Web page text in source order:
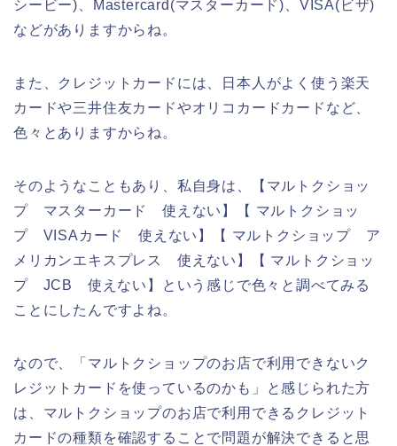
シービー)、Mastercard(マスターカード)、VISA(ビザ)
などがありますからね。
また、クレジットカードには、日本人がよく使う楽天
カードや三井住友カードやオリコカードカードなど、
色々とありますからね。
そのようなこともあり、私自身は、【マルトクショッ
プ マスターカード 使えない】【 マルトクショッ
プ VISAカード 使えない】【 マルトクショップ ア
メリカンエキスプレス 使えない】【 マルトクショッ
プ JCB 使えない】という感じで色々と調べてみる
ことにしたんですよね。
なので、「マルトクショップのお店で利用できないク
レジットカードを使っているのかも」と感じられた方
は、マルトクショップのお店で利用できるクレジット
カードの種類を確認することで問題が解決できると思